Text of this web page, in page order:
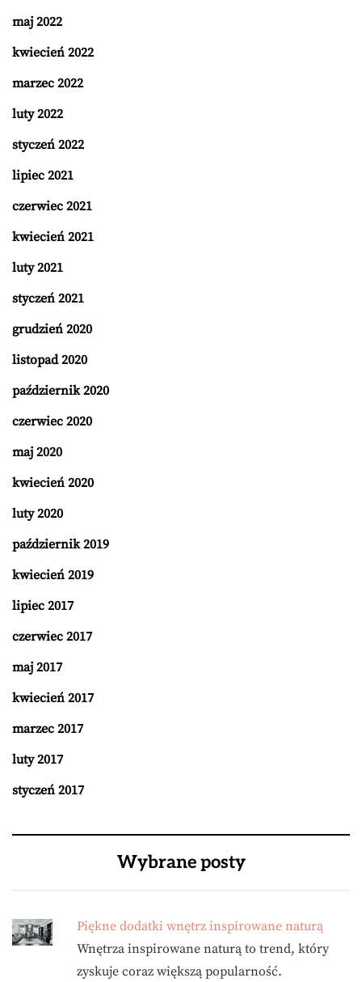
maj 2022
kwiecień 2022
marzec 2022
luty 2022
styczeń 2022
lipiec 2021
czerwiec 2021
kwiecień 2021
luty 2021
styczeń 2021
grudzień 2020
listopad 2020
październik 2020
czerwiec 2020
maj 2020
kwiecień 2020
luty 2020
październik 2019
kwiecień 2019
lipiec 2017
czerwiec 2017
maj 2017
kwiecień 2017
marzec 2017
luty 2017
styczeń 2017
Wybrane posty
Piękne dodatki wnętrz inspirowane naturą
Wnętrza inspirowane naturą to trend, który
zyskuje coraz większą popularność.